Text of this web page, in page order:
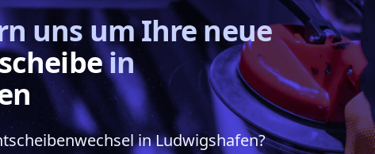
uns umIhre neue
in
in Ludwigshafen?